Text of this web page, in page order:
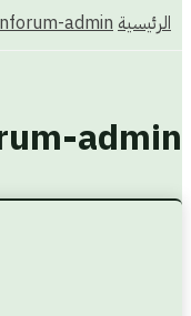
الرئيسيةadmin
admin